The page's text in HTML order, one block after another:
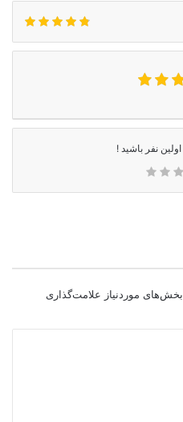
اولین نفر باشید !
بخش‌های موردنیاز علامت‌گذاری